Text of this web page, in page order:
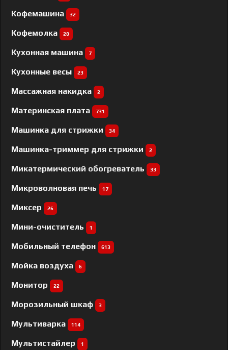
Кофемашина 32
Кофемолка 20
Кухонная машина 7
Кухонные весы 23
Массажная накидка 2
Материнская плата 731
Машинка для стрижки 34
Машинка-триммер для стрижки 2
Микатермический обогреватель 33
Микроволновая печь 17
Миксер 26
Мини-очиститель 1
Мобильный телефон 613
Мойка воздуха 6
Монитор 22
Морозильный шкаф 3
Мультиварка 114
Мультистайлер 1